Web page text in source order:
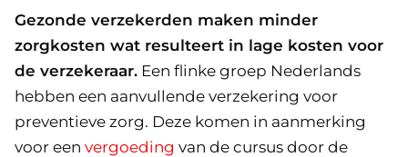
Gezonde verzekerden maken minder
zorgkosten wat resulteert in lage kosten voor
de verzekeraar. Een flinke groep Nederlands
hebben een aanvullende verzekering voor
preventieve zorg. Deze komen in aanmerking
voor een vergoeding van de cursus door de